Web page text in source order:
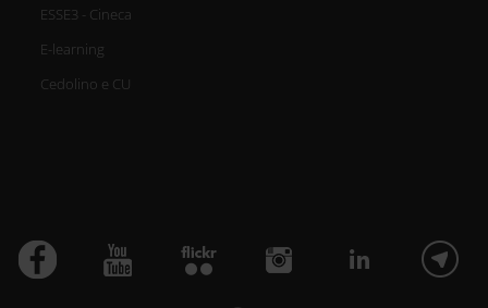
ESSE3 - Cineca
E-learning
Cedolino e CU